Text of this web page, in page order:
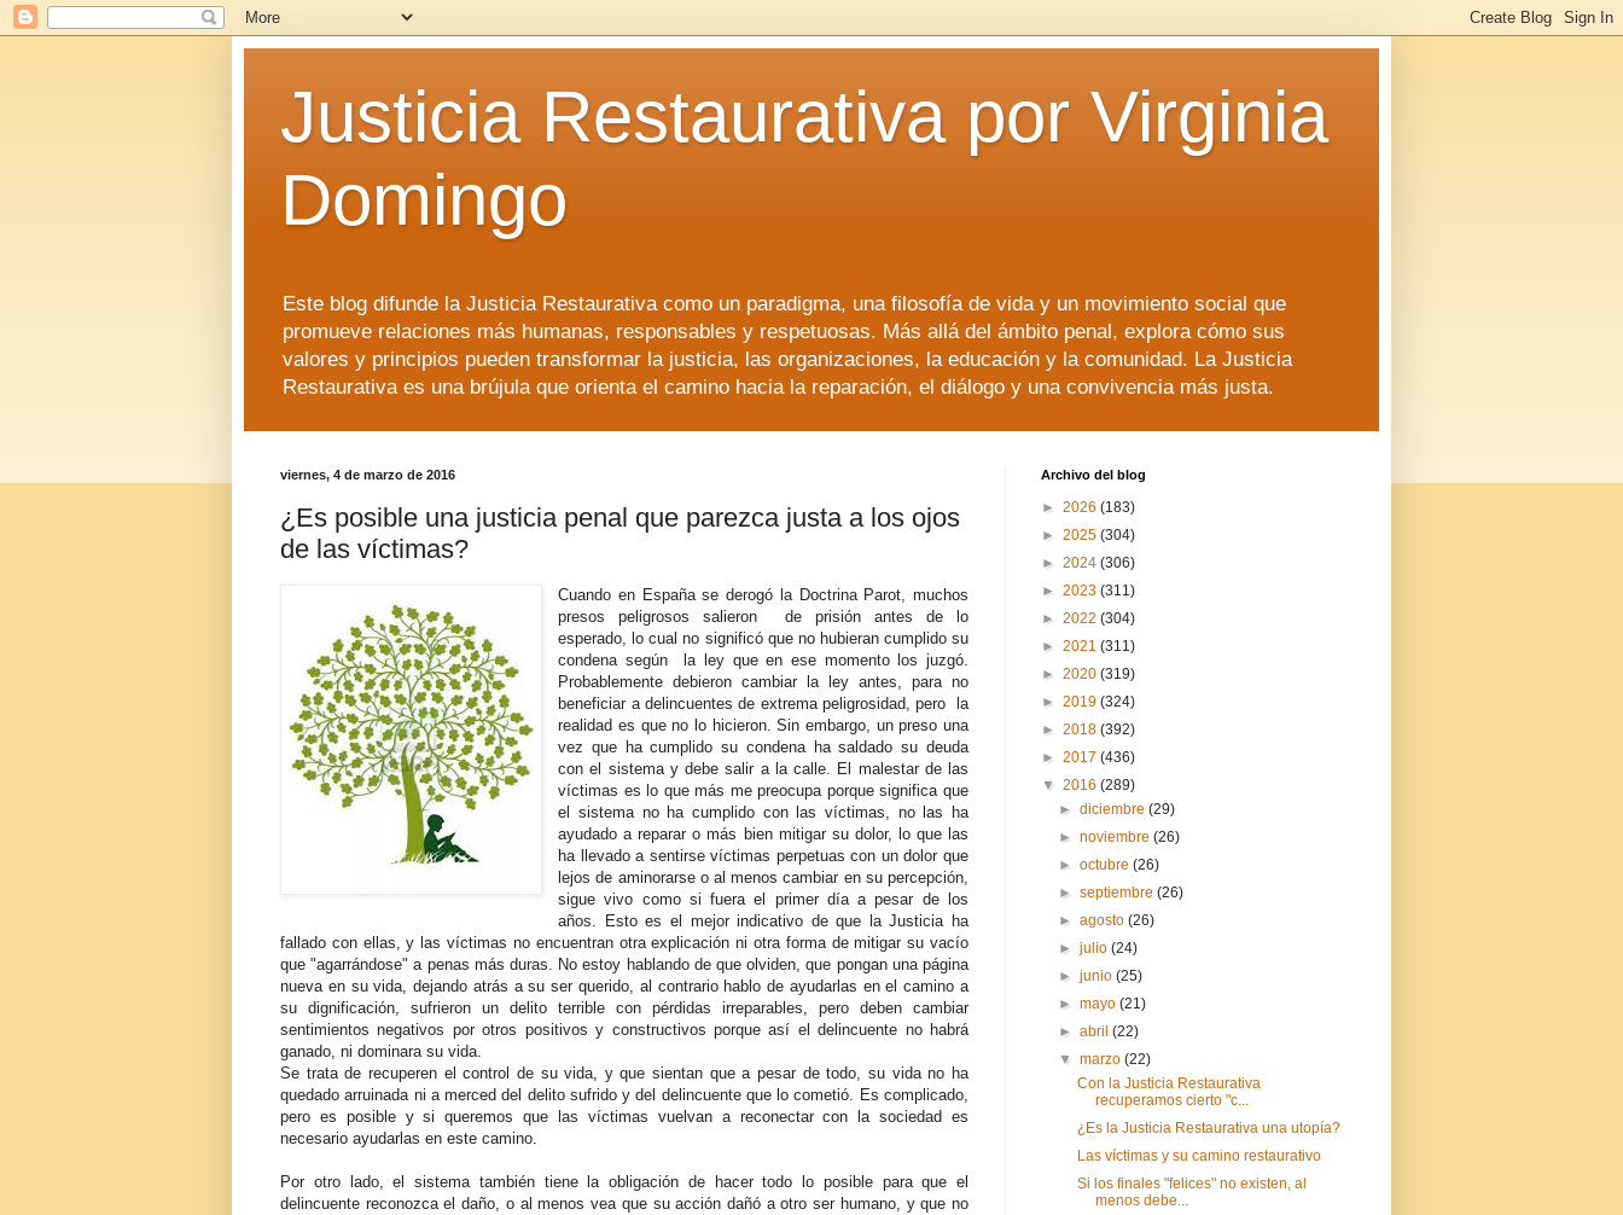
Justicia Restaurativa por Virginia
Domingo
Este blog difunde la Justicia Restaurativa como un paradigma, una filosofía de vida y un movimiento social que
promueve relaciones más humanas, responsables y respetuosas. Más allá del ámbito penal, explora cómo sus
valores y principios pueden transformar la justicia, las organizaciones, la educación y la comunidad. La Justicia
Restaurativa es una brújula que orienta el camino hacia la reparación, el diálogo y una convivencia más justa.
viernes, 4 de marzo de 2016
¿Es posible una justicia penal que parezca justa a los ojos
de las víctimas?
Cuando en España se derogó la Doctrina Parot, muchos
presos peligrosos salieron de prisión antes de lo
esperado, lo cual no significó que no hubieran cumplido su
condena según la ley que en ese momento los juzgó.
Probablemente debieron cambiar la ley antes, para no
beneficiar a delincuentes de extrema peligrosidad, pero la
realidad es que no lo hicieron. Sin embargo, un preso una
vez que ha cumplido su condena ha saldado su deuda
con el sistema y debe salir a la calle. El malestar de las
víctimas es lo que más me preocupa porque significa que
el sistema no ha cumplido con las víctimas, no las ha
ayudado a reparar o más bien mitigar su dolor, lo que las
ha llevado a sentirse víctimas perpetuas con un dolor que
lejos de aminorarse o al menos cambiar en su percepción,
sigue vivo como si fuera el primer día a pesar de los
años. Esto es el mejor indicativo de que la Justicia ha
fallado con ellas, y las víctimas no encuentran otra explicación ni otra forma de mitigar su vacío
que "agarrándose" a penas más duras. No estoy hablando de que olviden, que pongan una página
nueva en su vida, dejando atrás a su ser querido, al contrario hablo de ayudarlas en el camino a
su dignificación, sufrieron un delito terrible con pérdidas irreparables, pero deben cambiar
sentimientos negativos por otros positivos y constructivos porque así el delincuente no habrá
ganado, ni dominara su vida.
Se trata de recuperen el control de su vida, y que sientan que a pesar de todo, su vida no ha
quedado arruinada ni a merced del delito sufrido y del delincuente que lo cometió. Es complicado,
pero es posible y si queremos que las víctimas vuelvan a reconectar con la sociedad es
necesario ayudarlas en este camino.
Por otro lado, el sistema también tiene la obligación de hacer todo lo posible para que el
delincuente reconozca el daño, o al menos vea que su acción dañó a otro ser humano, y que no
Archivo del blog
► 2026 (183)
► 2025 (304)
► 2024 (306)
► 2023 (311)
► 2022 (304)
► 2021 (311)
► 2020 (319)
► 2019 (324)
► 2018 (392)
► 2017 (436)
▼ 2016 (289)
►diciembre(29)
►noviembre(26)
►octubre(26)
►septiembre(26)
►agosto(26)
►julio(24)
►junio(25)
►mayo(21)
►abril(22)
▼marzo(22)
Con la Justicia Restaurativa
recuperamos cierto "c...
¿Es la Justicia Restaurativa una utopía?
Las víctimas y su camino restaurativo
Si los finales "felices" no existen, al
menos debe...